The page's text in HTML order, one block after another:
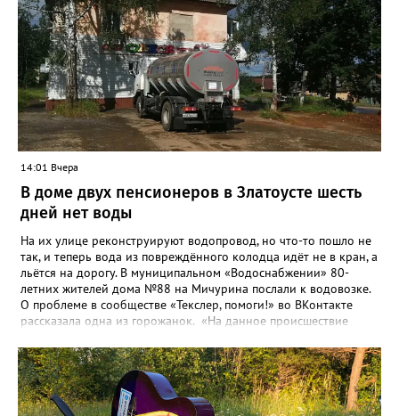
14:01 Вчера
В доме двух пенсионеров в Златоусте шесть
дней нет воды
На их улице реконструируют водопровод, но что-то пошло не
так, и теперь вода из повреждённого колодца идёт не в кран, а
льётся на дорогу. В муниципальном «Водоснабжении» 80-
летних жителей дома №88 на Мичурина послали к водовозке.
О проблеме в сообществе «Текслер, помоги!» во ВКонтакте
рассказала одна из горожанок. «На данное происшествие
гл.инженера Шепелева А.Н. из обслуживающей организации
МУП ЗГО "Златоустовское Водоснабжение" ул. Островского, 7,
никакие работы по восстановлению подачи воды в дом
проводиться не будут. Вот уже шесть дней пенсионеры без